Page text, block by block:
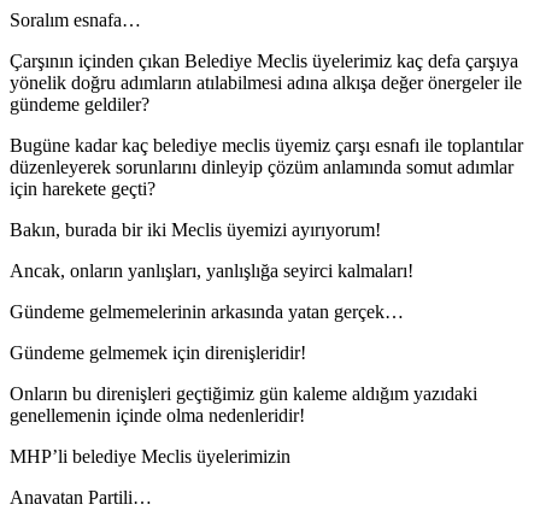
Soralım esnafa…
Çarşının içinden çıkan Belediye Meclis üyelerimiz kaç defa çarşıya
yönelik doğru adımların atılabilmesi adına alkışa değer önergeler ile
gündeme geldiler?
Bugüne kadar kaç belediye meclis üyemiz çarşı esnafı ile toplantılar
düzenleyerek sorunlarını dinleyip çözüm anlamında somut adımlar
için harekete geçti?
Bakın, burada bir iki Meclis üyemizi ayırıyorum!
Ancak, onların yanlışları, yanlışlığa seyirci kalmaları!
Gündeme gelmemelerinin arkasında yatan gerçek…
Gündeme gelmemek için direnişleridir!
Onların bu direnişleri geçtiğimiz gün kaleme aldığım yazıdaki
genellemenin içinde olma nedenleridir!
MHP’li belediye Meclis üyelerimizin
Anavatan Partili…